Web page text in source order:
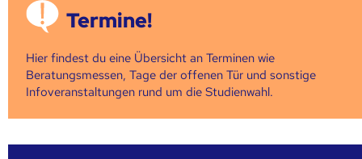
Termine!
Hier findest du eine Übersicht an Terminen wie
Beratungsmessen, Tage der offenen Tür und sonstige
Infoveranstaltungen rund um die Studienwahl.